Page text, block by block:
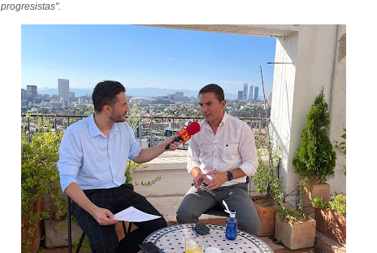
progresistas".